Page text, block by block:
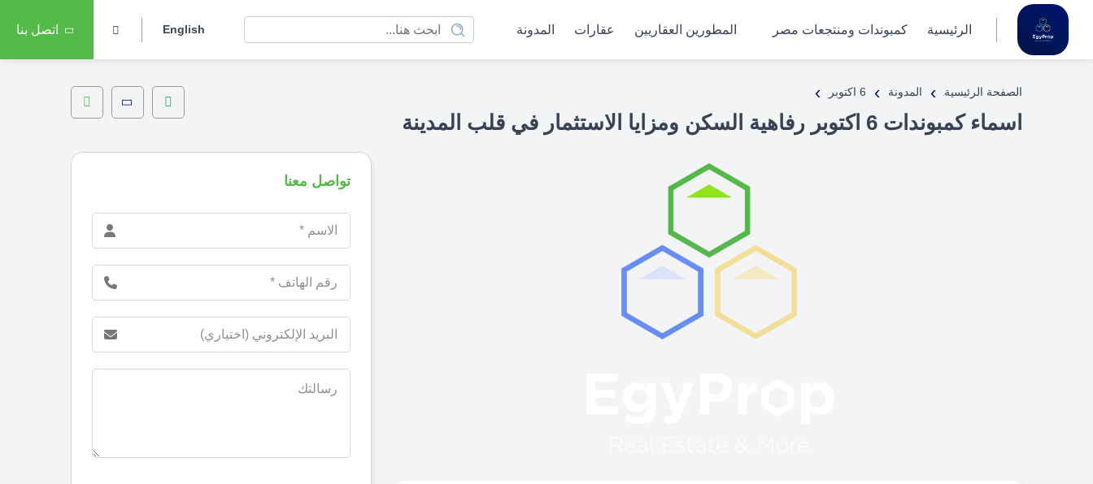
الرئيسية كمبوندات ومنتجعات مصر المطورين العقاريين عقارات المدونة English اتصل بنا
الصفحة الرئيسية › المدونة › 6 اكتوبر ›
اسماء كمبوندات 6 اكتوبر رفاهية السكن ومزايا الاستثمار في قلب المدينة
تواصل معنا